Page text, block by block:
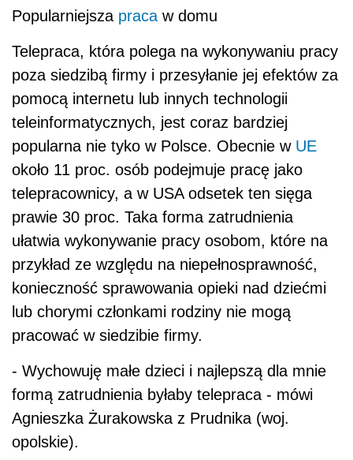
Popularniejsza praca w domu
Telepraca, która polega na wykonywaniu pracy
poza siedzibą firmy i przesyłanie jej efektów za
pomocą internetu lub innych technologii
teleinformatycznych, jest coraz bardziej
popularna nie tyko w Polsce. Obecnie w UE
około 11 proc. osób podejmuje pracę jako
telepracownicy, a w USA odsetek ten sięga
prawie 30 proc. Taka forma zatrudnienia
ułatwia wykonywanie pracy osobom, które na
przykład ze względu na niepełnosprawność,
konieczność sprawowania opieki nad dziećmi
lub chorymi członkami rodziny nie mogą
pracować w siedzibie firmy.
- Wychowuję małe dzieci i najlepszą dla mnie
formą zatrudnienia byłaby telepraca - mówi
Agnieszka Żurakowska z Prudnika (woj.
opolskie).